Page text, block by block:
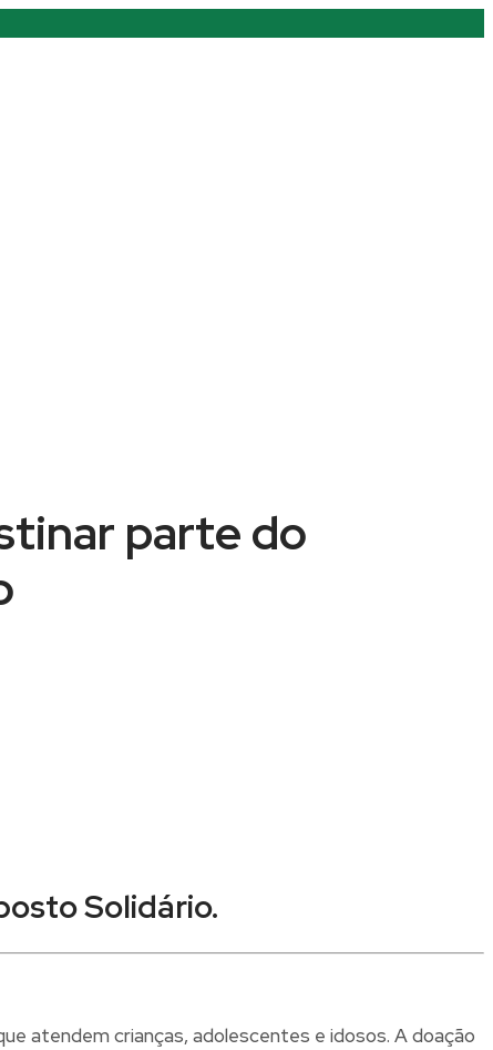
parte do
Solidário.
atendem crianças, adolescentes e idosos. A doação